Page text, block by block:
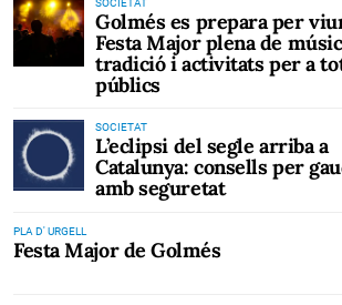
Golmés es prepara per
Festa Major plena de
tradició i activitats per a
públics
SOCIETAT
L’eclipsi del segle arriba a
Catalunya: consells per
amb seguretat
PLA D' URGELL
Festa Major de Golmés